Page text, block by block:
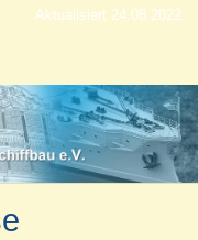
Aktualisiert 24.08.2022